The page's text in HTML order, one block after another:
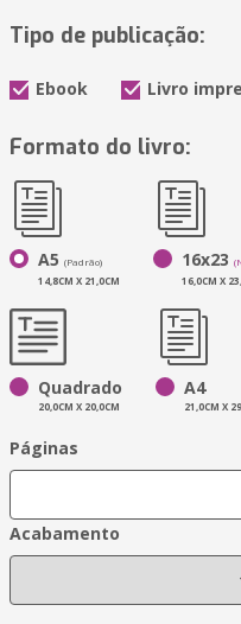
Tipo de publicação:
Ebook Livro
Formato do livro:
A5 (Padrão)
14,8CM X 21,0CM
16x23
16,0CM X
Quadrado
20,0CM X 20,0CM
A4
21,0CM X
Páginas
Acabamento